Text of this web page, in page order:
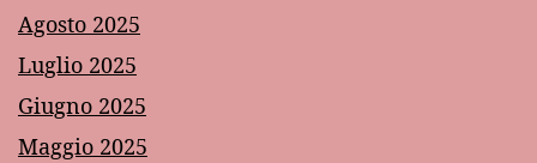
Agosto 2025
Luglio 2025
Giugno 2025
Maggio 2025